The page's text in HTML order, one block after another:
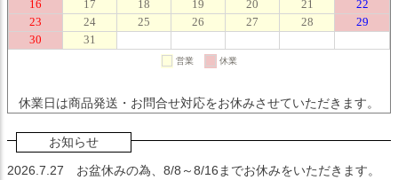
休業日は商品発送・お問合せ対応をお休みさせていただきます。
お知らせ
2026.7.27 お盆休みの為、8/8～8/16までお休みをいただきます。